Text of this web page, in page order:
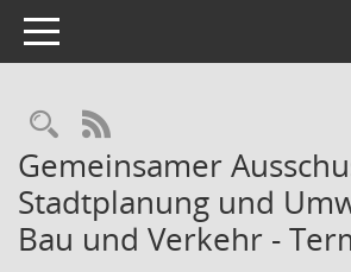
Toggle navigation
Rechercheauswahl
RSS-Feed
Gemeinsamer
Stadtplanung und
Bau und Verkehr -